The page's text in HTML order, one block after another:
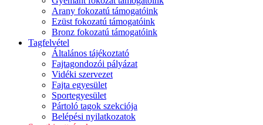
Arany fokozatú támogatóink
Ezüst fokozatú támogatóink
Bronz fokozatú támogatóink
Tagfelvétel
Általános tájékoztató
Fajtagondozói pályázat
Vidéki szervezet
Fajta egyesület
Sportegyesület
Pártoló tagok szekciója
Belépési nyilatkozatok